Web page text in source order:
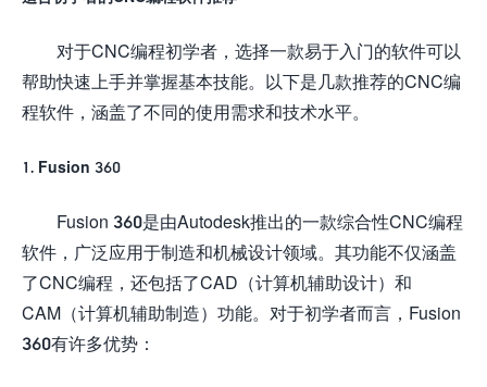
对于CNC编程初学者，选择一款易于入门的软件可以
帮助快速上手并掌握基本技能。以下是几款推荐的CNC编
程软件，涵盖了不同的使用需求和技术水平。
1. Fusion 360
Fusion 360是由Autodesk推出的一款综合性CNC编程
软件，广泛应用于制造和机械设计领域。其功能不仅涵盖
了CNC编程，还包括了CAD（计算机辅助设计）和
CAM（计算机辅助制造）功能。对于初学者而言，Fusion
360有许多优势：